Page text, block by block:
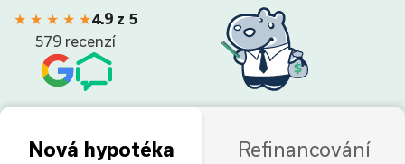
★ ★ ★ ★ ★4.9 z 5
579 recenzí
Nová hypotéka Refinancování